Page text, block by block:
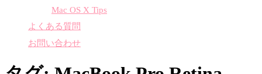
Mac OS X Tips
よくある質問
お問い合わせ